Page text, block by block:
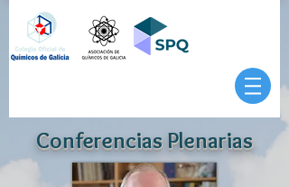
Conferencias Plenarias